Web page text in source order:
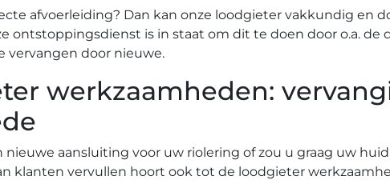
afvoerleiding? Dan kan onze loodgieter vakkundig en
ontstoppingsdienst is in staat om dit te doen door o.a.
vervangen door nieuwe.
werkzaamheden:
nieuwe aansluiting voor uw riolering of zou u graag uw
klanten vervullen hoort ook tot de loodgieter